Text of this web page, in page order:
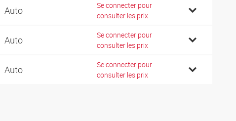
Auto
Se connecter pour
consulter les prix
Auto
Se connecter pour
consulter les prix
Auto
Se connecter pour
consulter les prix